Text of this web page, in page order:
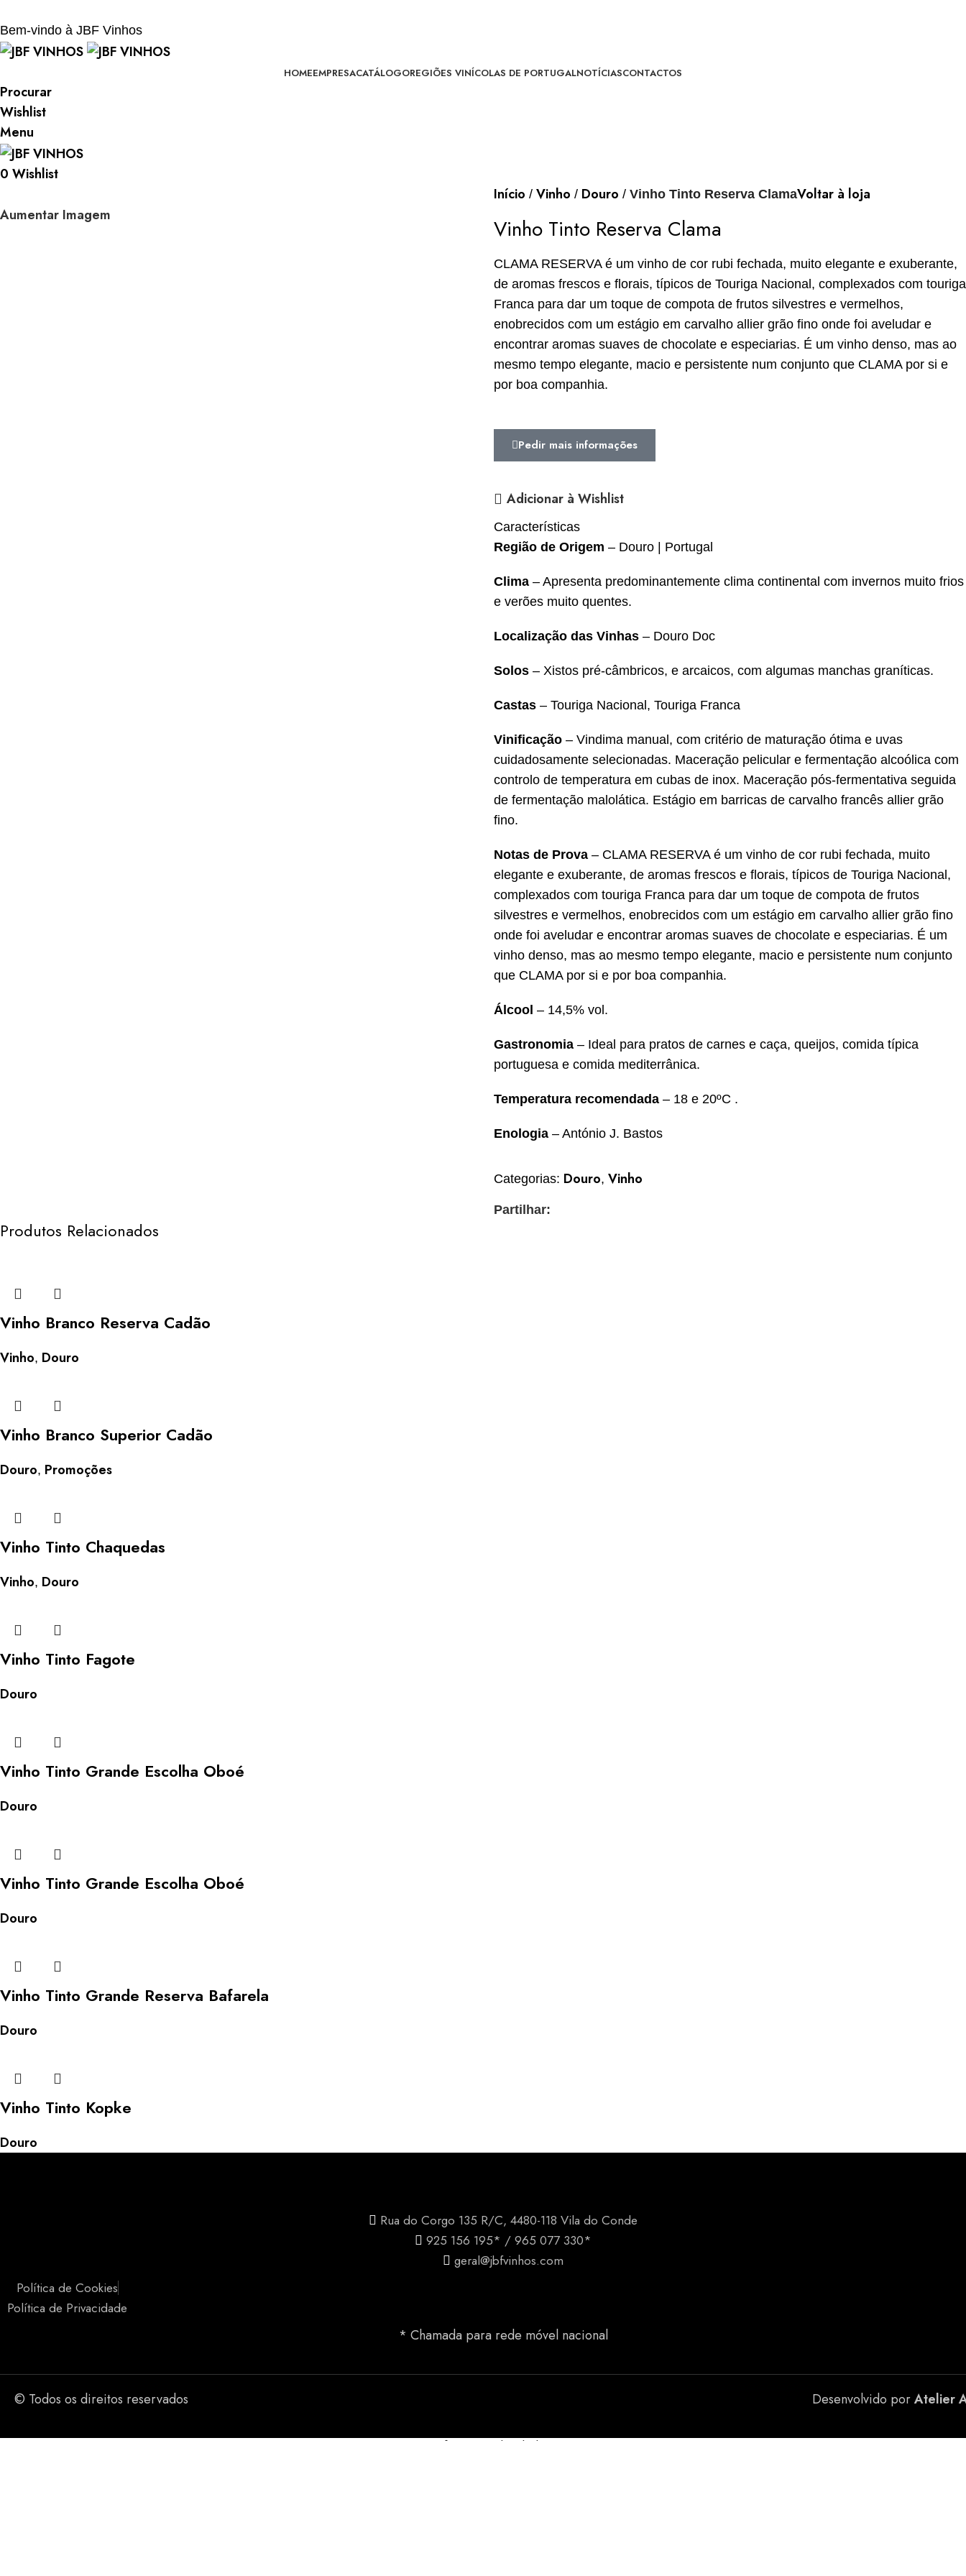
Bem-vindo à JBF Vinhos
HOMEEMPRESACATÁLOGOREGIÕES VINÍCOLAS DE PORTUGALNOTÍCIASCONTACTOS
Procurar
Wishlist
Menu
0 Wishlist
Aumentar Imagem
Início Vinho Douro Vinho Tinto Reserva ClamaVoltar à loja
Vinho Tinto Reserva Clama
CLAMA RESERVA é um vinho de cor rubi fechada, muito elegante e exuberante,
de aromas frescos e florais, típicos de Touriga Nacional, complexados com touriga
Franca para dar um toque de compota de frutos silvestres e vermelhos,
enobrecidos com um estágio em carvalho allier grão fino onde foi aveludar e
encontrar aromas suaves de chocolate e especiarias. É um vinho denso, mas ao
mesmo tempo elegante, macio e persistente num conjunto que CLAMA por si e
por boa companhia.
Pedir mais informações
Adicionar à Wishlist
Características
Região de Origem – Douro | Portugal
Clima – Apresenta predominantemente clima continental com invernos muito frios
e verões muito quentes.
Localização das Vinhas – Douro Doc
Solos – Xistos pré-câmbricos, e arcaicos, com algumas manchas graníticas.
Castas – Touriga Nacional, Touriga Franca
Vinificação – Vindima manual, com critério de maturação ótima e uvas
cuidadosamente selecionadas. Maceração pelicular e fermentação alcoólica com
controlo de temperatura em cubas de inox. Maceração pós-fermentativa seguida
de fermentação malolática. Estágio em barricas de carvalho francês allier grão
fino.
Notas de Prova – CLAMA RESERVA é um vinho de cor rubi fechada, muito
elegante e exuberante, de aromas frescos e florais, típicos de Touriga Nacional,
complexados com touriga Franca para dar um toque de compota de frutos
silvestres e vermelhos, enobrecidos com um estágio em carvalho allier grão fino
onde foi aveludar e encontrar aromas suaves de chocolate e especiarias. É um
vinho denso, mas ao mesmo tempo elegante, macio e persistente num conjunto
que CLAMA por si e por boa companhia.
Álcool – 14,5% vol.
Gastronomia – Ideal para pratos de carnes e caça, queijos, comida típica
portuguesa e comida mediterrânica.
Temperatura recomendada – 18 e 20ºC .
Enologia – António J. Bastos
Categorias: Douro, Vinho
Partilhar:
Produtos Relacionados
Vinho Branco Reserva Cadão
Vinho, Douro
Vinho Branco Superior Cadão
Douro, Promoções
Vinho Tinto Chaquedas
Vinho, Douro
Vinho Tinto Fagote
Douro
Vinho Tinto Grande Escolha Oboé
Douro
Vinho Tinto Grande Escolha Oboé
Douro
Vinho Tinto Grande Reserva Bafarela
Douro
Vinho Tinto Kopke
Douro
Rua do Corgo 135 R/C, 4480-118 Vila do Conde
925 156 195* / 965 077 330*
geral@jbfvinhos.com
Política de Cookies
Política de Privacidade
* Chamada para rede móvel nacional
© Todos os direitos reservados Desenvolvido porAtelier
Confirmação de idade